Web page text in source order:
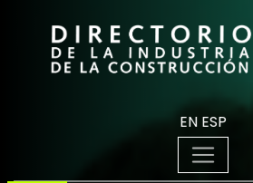
EN ESP